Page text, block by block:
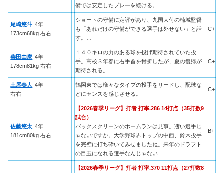
備では安定したプレーを続ける。
尾崎悠斗 4年
173cm68kg 右右
ショートの守備に定評があり、九国大付の楠城監督
も「あれだけの守備ができる選手は外せない」と話
す。…
C+
柴田由庵 4年
178cm81kg 右右
１４０キロの力のある球を投げ期待されていた投
手。高校３年春に右手首を骨折したが、夏の復帰が
期待される。
C+
土屋奏人 4年
右右
鶴岡東では様々なタイプの投手をリードし、配球な
どにセンスを感じさせる。
C+
佐藤悠太 4年
181cm80kg 右右
【2026春季リーグ】打者 打率.286 14打点（35打数9
試合）
バックスクリーンのホームランは見事。凄い選手じ
ゃないですか。大学野球界トップの中西、鈴木投手
を完璧に打ち砕いてみせましたね。来年のドラフト
の目玉になれる選手なんじゃない…
B+
【2026春季リーグ】打者 打率.370 11打点（27打数8